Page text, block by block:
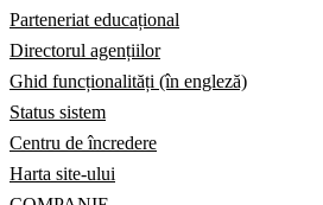
Parteneriat educațional
Directorul agențiilor
Ghid funcționalități (în engleză)
Status sistem
Centru de încredere
Harta site-ului